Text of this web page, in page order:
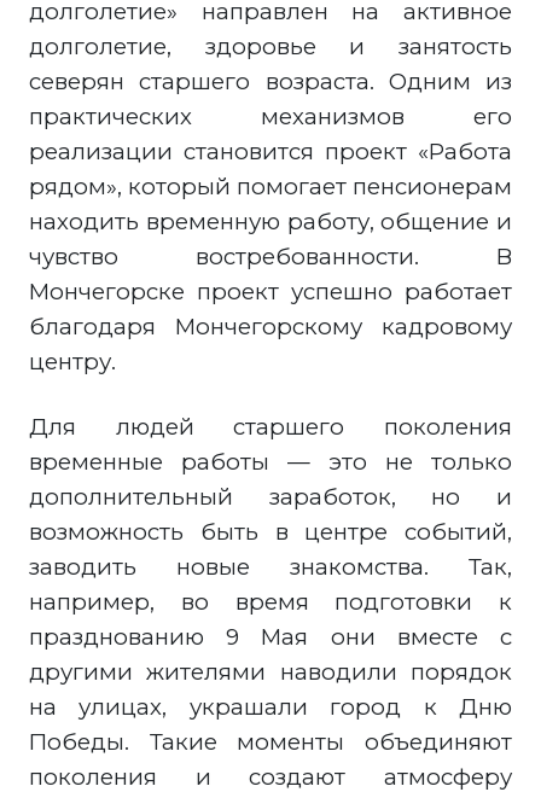
долголетие» направлен на активное
долголетие, здоровье и занятость
северян старшего возраста. Одним из
практических механизмов его
реализации становится проект «Работа
рядом», который помогает пенсионерам
находить временную работу, общение и
чувство востребованности. В
Мончегорске проект успешно работает
благодаря Мончегорскому кадровому
центру.
Для людей старшего поколения
временные работы — это не только
дополнительный заработок, но и
возможность быть в центре событий,
заводить новые знакомства. Так,
например, во время подготовки к
празднованию 9 Мая они вместе с
другими жителями наводили порядок
на улицах, украшали город к Дню
Победы. Такие моменты объединяют
поколения и создают атмосферу